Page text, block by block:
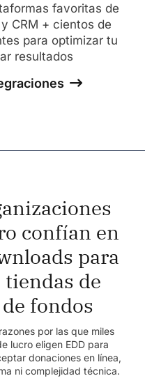
favoritas de
CRM + cientos de
para optimizar tu
resultados
confían en
para
de
fondos
por las que miles
lucro eligen EDD para
donaciones en línea,
ni complejidad técnica.